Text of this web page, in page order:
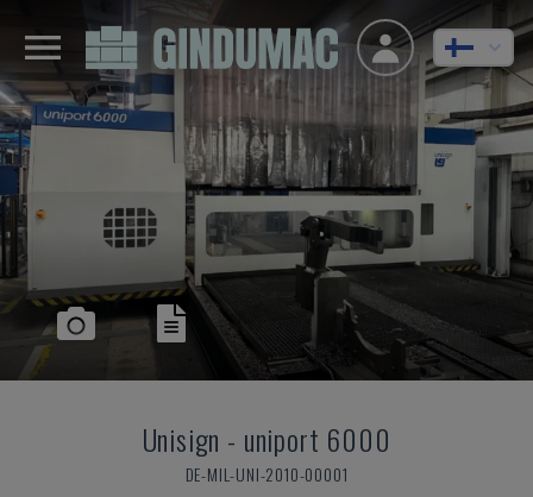
Unisign - uniport 6000
DE-MIL-UNI-2010-00001